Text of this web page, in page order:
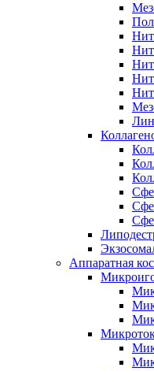
Аппаратная